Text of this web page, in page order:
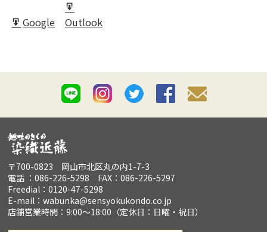
Export
Google
for
Outlook
〒700-0823 岡山市北区丸の内1-7-3
電話 ：086-226-5298 FAX：086-226-5297
Freedial：0120-47-5298
E-mail：wabunka@sensyokukondo.co.jp
店舗営業時間：9:00～18:00（定休日：日曜・祝日）